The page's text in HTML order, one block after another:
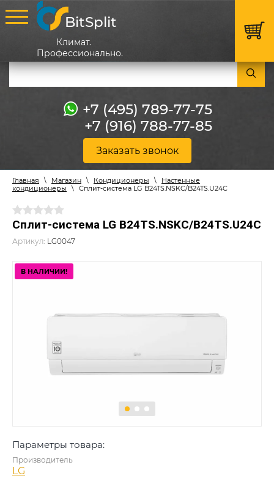
BitSplit
Климат.
Профессионально.
+7 (495) 789-77-75
+7 (916) 788-77-85
Заказать звонок
Главная \ Магазин \ Кондиционеры \
Настенные
кондиционеры
\ Сплит-система LG B24TS.NSKC/B24TS.U24C
Сплит-система LG B24TS.NSKC/B24TS.U24C
Артикул: LG0047
В НАЛИЧИИ!
Параметры товара:
Производитель
LG